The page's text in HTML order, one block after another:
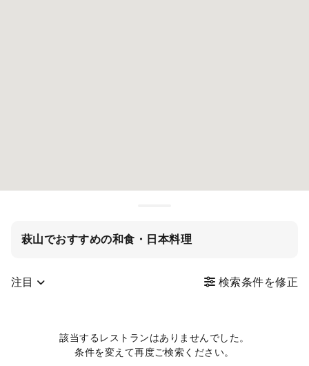
萩山でおすすめの和食・日本料理
注目 検索条件を修正
該当するレストランはありませんでした。
条件を変えて再度ご検索ください。